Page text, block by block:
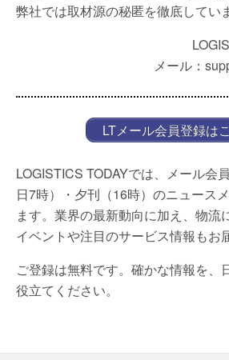
弊社では取材源の秘匿を徹底してい
メール：
LTメール会員登録は
LOGISTICS TODAYでは、メール会
日7時）・夕刊（16時）のニュース
ます。業界の最新動向に加え、物流
イベントや注目のサービス情報もお
ご登録は無料です。確かな情報を、
役立てください。